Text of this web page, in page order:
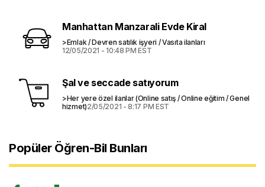
Manhattan Manzarali Evde Kiral
>Emlak / Devren satılık işyeri / Vasıta ilanları
12/05/2021 - 10:48 PM EST
Şal ve seccade satıyorum
>Her yere özel ilanlar (Online satış / Online eğitim / Genel
hizmet)2/05/2021 - 8:17 PM EST
Popüler Öğren-Bil Bunları